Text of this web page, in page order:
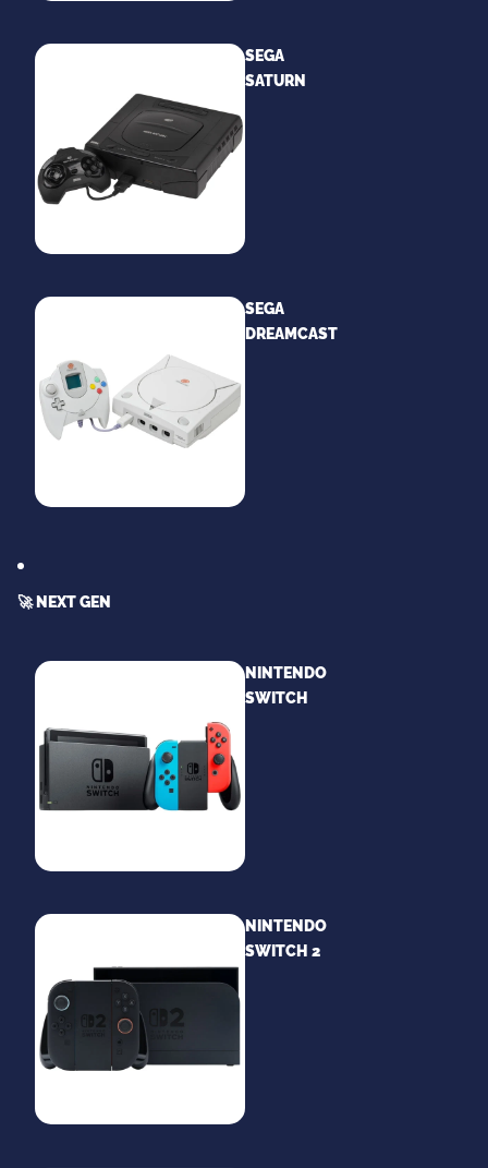
SEGA
SATURN
SEGA
DREAMCAST
🚀 NEXT GEN
NINTENDO
SWITCH
NINTENDO
SWITCH 2